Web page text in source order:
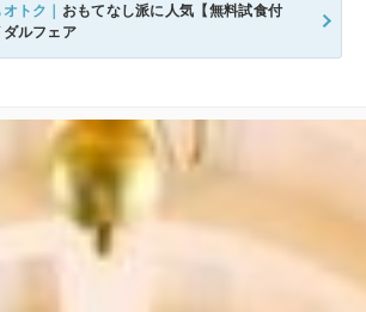
トク｜ おもてなし派に人気【無料試食付
ダルフェア